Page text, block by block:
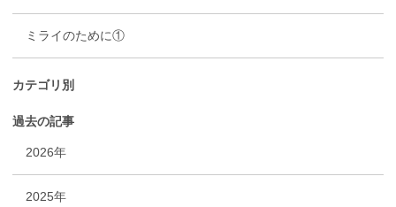
ミライのために①
カテゴリ別
過去の記事
2026年
2025年